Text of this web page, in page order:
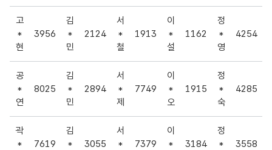
고
*
현
3956
김
*
민
2124
서
*
철
1913
이
*
설
1162
정
*
영
4254
공
*
연
8025
김
*
민
2894
서
*
제
7749
이
*
오
1915
정
*
숙
4285
곽
*
7619
김
*
3055
서
*
7379
이
*
3184
정
*
3558